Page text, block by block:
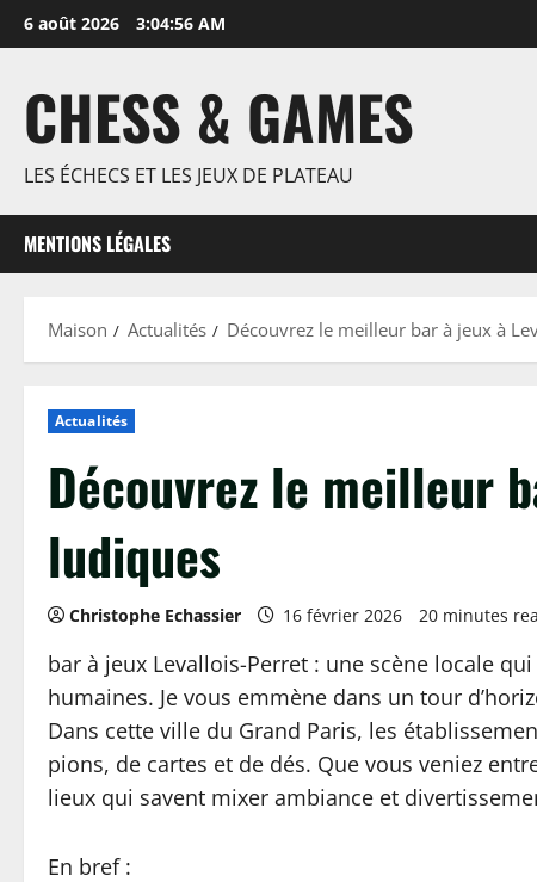
Passer
au
6 août 2026 3:04:57 AM
CHESS & GAMES
LES ÉCHECS ET LES JEUX DE PLATEAU
MENTIONS LÉGALES
Maison Actualités Découvrez le meilleur bar à jeux à
Actualités
Découvrez le meilleur
ludiques
Christophe Echassier 16 février 2026 20 minutes
bar à jeux Levallois-Perret : une scène locale
humaines. Je vous emmène dans un tour
Dans cette ville du Grand Paris, les
pions, de cartes et de dés. Que vous veniez
lieux qui savent mixer ambiance et
En bref :